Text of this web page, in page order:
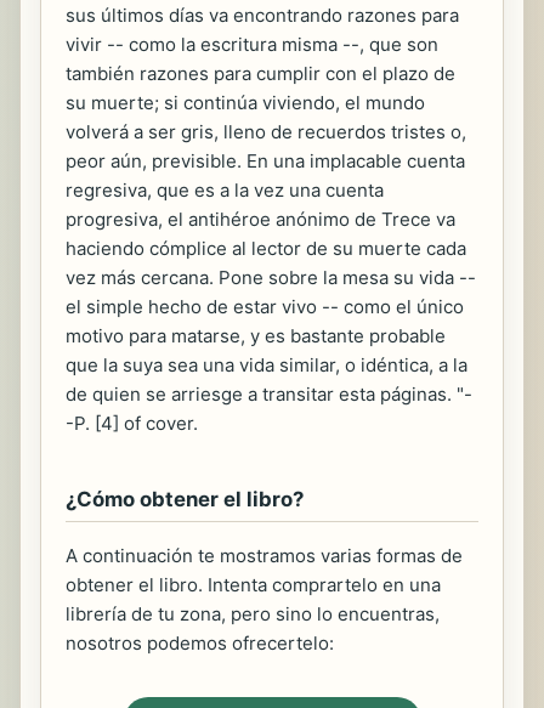
sus últimos días va encontrando razones para
vivir -- como la escritura misma --, que son
también razones para cumplir con el plazo de
su muerte; si continúa viviendo, el mundo
volverá a ser gris, lleno de recuerdos tristes o,
peor aún, previsible. En una implacable cuenta
regresiva, que es a la vez una cuenta
progresiva, el antihéroe anónimo de Trece va
haciendo cómplice al lector de su muerte cada
vez más cercana. Pone sobre la mesa su vida --
el simple hecho de estar vivo -- como el único
motivo para matarse, y es bastante probable
que la suya sea una vida similar, o idéntica, a la
de quien se arriesge a transitar esta páginas. "-
-P. [4] of cover.
¿Cómo obtener el libro?
A continuación te mostramos varias formas de
obtener el libro. Intenta comprartelo en una
librería de tu zona, pero sino lo encuentras,
nosotros podemos ofrecertelo: